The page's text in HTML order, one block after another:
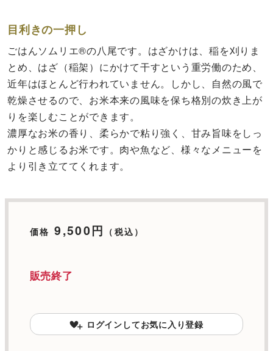
目利きの一押し
ごはんソムリエ®の八尾です。はざかけは、稲を刈りま
とめ、はざ（稲架）にかけて干すという重労働のため、
近年はほとんど行われていません。しかし、自然の風で
乾燥させるので、お米本来の風味を保ち格別の炊き上が
りを楽しむことができます。
濃厚なお米の香り、柔らかで粘り強く、甘み旨味をしっ
かりと感じるお米です。肉や魚など、様々なメニューを
より引き立ててくれます。
価格 9,500円 （税込）
販売終了
ログインしてお気に入り登録